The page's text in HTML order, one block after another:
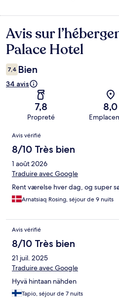
Avis
Avis sur
Palace Hotel
7,4 Bien
34 avis
7,8
Propreté
8,0
Avis
Avis vérifié
8/10 Très bien
1 août 2026
Traduire avec Google
Rent værelse hver dag, og super
Arnatsiaq Rosing, séjour de 9 nuits
Avis vérifié
8/10 Très bien
21 juil. 2025
Traduire avec Google
Hyvä hintaan nähden
Tapio, séjour de 7 nuits